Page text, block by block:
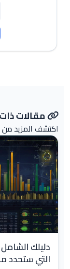
مقالات
اكتشف المزيد
دليلك
التي ستحدد